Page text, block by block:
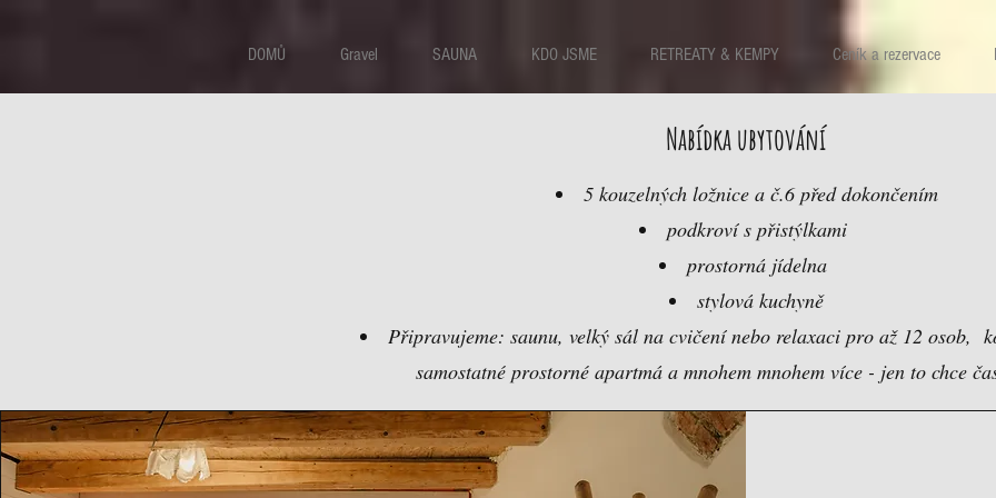
DOMŮ Gravel SAUNA KDO JSME RETREATY & KEMPY Ceník a rezervace
Nabídka ubytování
5 kouzelných ložnice a č.6 před dokončením
podkroví s přistýlkami
prostorná jídelna
stylová kuchyně
Připravujeme: saunu, velký sál na cvičení nebo relaxaci pro až 12 osob,
samostatné prostorné apartmá a mnohem mnohem více - jen to chce